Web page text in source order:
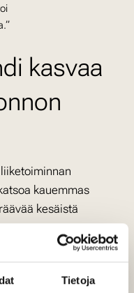
Tietoja
kasvaa
kauemmas
kesäistä